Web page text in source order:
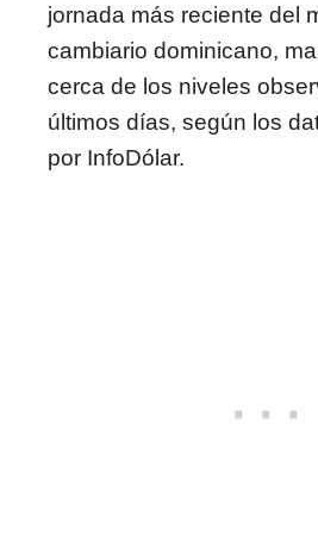
jornada más reciente del
cambiario dominicano,
cerca de los niveles
últimos días, según los
por InfoDólar.